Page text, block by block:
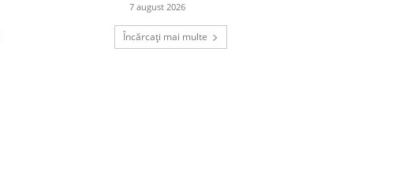
7 august 2026
Încărcați mai multe